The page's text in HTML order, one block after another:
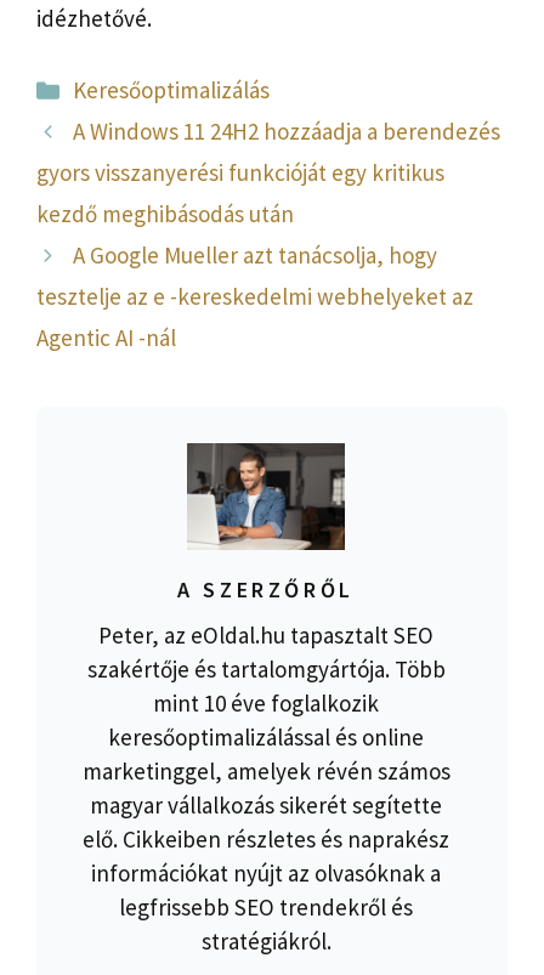
idézhetővé.
Kategória
Keresőoptimalizálás
A Windows 11 24H2 hozzáadja a berendezés
gyors visszanyerési funkcióját egy kritikus
kezdő meghibásodás után
A Google Mueller azt tanácsolja, hogy
tesztelje az e -kereskedelmi webhelyeket az
Agentic AI -nál
A SZERZŐRŐL
Peter, az eOldal.hu tapasztalt SEO
szakértője és tartalomgyártója. Több
mint 10 éve foglalkozik
keresőoptimalizálással és online
marketinggel, amelyek révén számos
magyar vállalkozás sikerét segítette
elő. Cikkeiben részletes és naprakész
információkat nyújt az olvasóknak a
legfrissebb SEO trendekről és
stratégiákról.